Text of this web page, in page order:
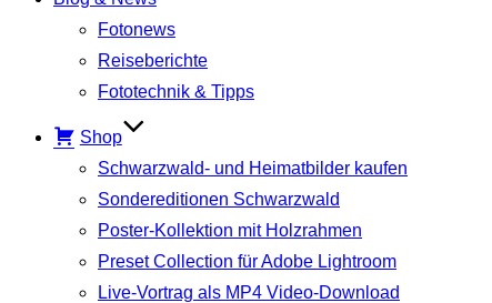
Fotonews
Reiseberichte
Fototechnik & Tipps
Shop
Schwarzwald- und Heimatbilder kaufen
Sondereditionen Schwarzwald
Poster-Kollektion mit Holzrahmen
Preset Collection für Adobe Lightroom
Live-Vortrag als MP4 Video-Download